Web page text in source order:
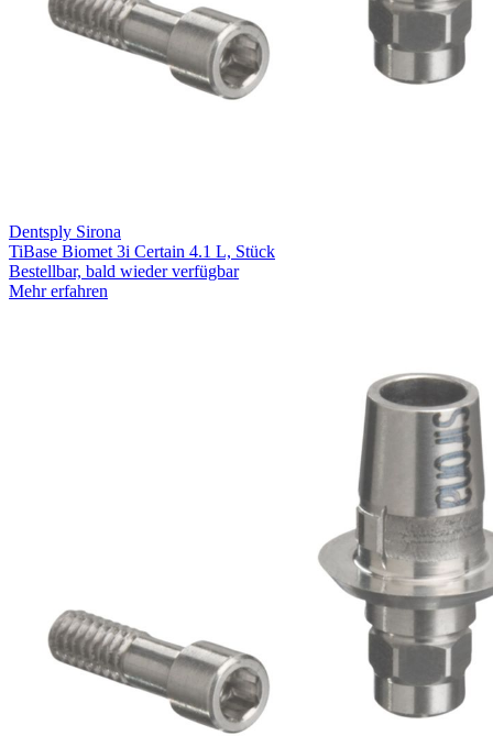
Dentsply Sirona
TiBase Biomet 3i Certain 4.1 L, Stück
Bestellbar, bald wieder verfügbar
Mehr erfahren